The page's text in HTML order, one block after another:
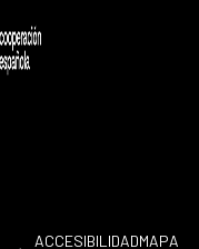
ACCESIBILIDADMAPA